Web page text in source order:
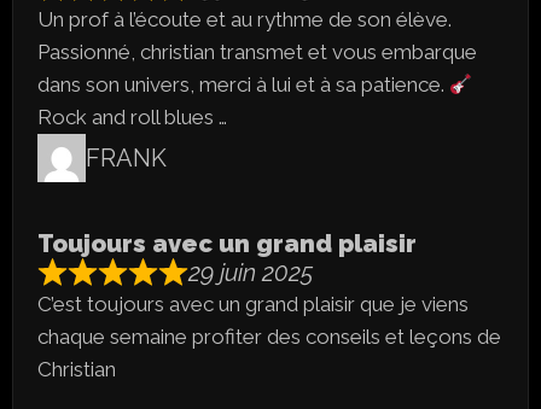
Un prof à l’écoute et au rythme de son élève.
Passionné, christian transmet et vous embarque
dans son univers, merci à lui et à sa patience.
Rock and roll blues …
FRANK
Toujours avec un grand plaisir
29 juin 2025
C’est toujours avec un grand plaisir que je viens
chaque semaine profiter des conseils et leçons de
Christian